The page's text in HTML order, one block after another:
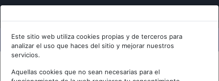
Este sitio web utiliza cookies propias y de terceros para
analizar el uso que haces del sitio y mejorar nuestros
servicios.
Aquellas cookies que no sean necesarias para el